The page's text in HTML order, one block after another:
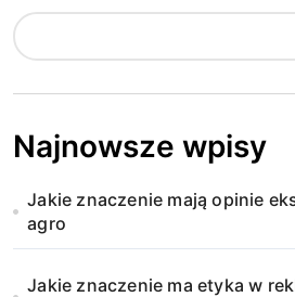
Najnowsze wpisy
Jakie znaczenie mają opinie
agro
Jakie znaczenie ma etyka w